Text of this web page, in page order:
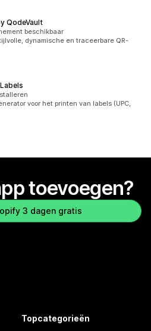
QodeVault
beschikbaar
dynamische en traceerbare QR-
voor het printen van labels (UPC,
toevoegen?
3 dagen gratis
Topcategorieën